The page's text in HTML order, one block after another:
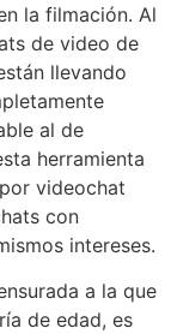
la filmación. Al
de video de
llevando
al de
herramienta
videochat
con
intereses.
a la que
de edad, es